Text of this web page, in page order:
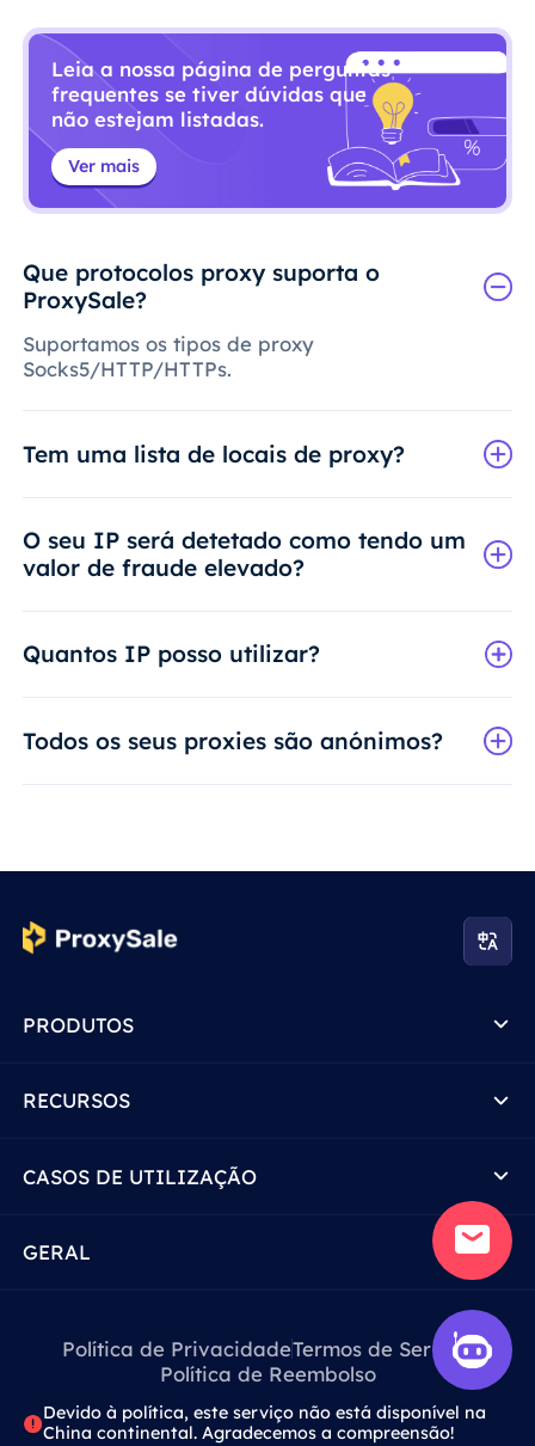
Leia a nossa página de perguntas
frequentes se tiver dúvidas que
não estejam listadas.
Ver mais
Que protocolos proxy suporta o
ProxySale?
Suportamos os tipos de proxy
Socks5/HTTP/HTTPs.
Tem uma lista de locais de proxy?
O seu IP será detetado como tendo um
valor de fraude elevado?
Quantos IP posso utilizar?
Todos os seus proxies são anónimos?
PRODUTOS
RECURSOS
CASOS DE UTILIZAÇÃO
GERAL
Política de PrivacidadeTermos de Serviço
Política de Reembolso
Devido à política, este serviço não está disponível na
China continental. Agradecemos a compreensão!